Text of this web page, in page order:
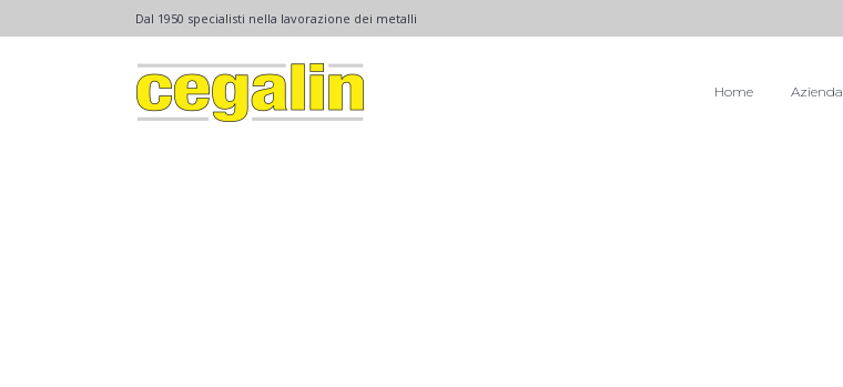
Dal 1950 specialisti nella lavorazione dei metalli
Home Azienda